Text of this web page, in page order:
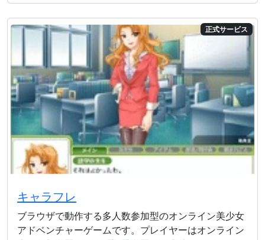
正式サービス
キャラフレ
ブラウザで動作する多人数参加型のオンライン美少女
アドベンチャーゲームです。プレイヤーはオンライン